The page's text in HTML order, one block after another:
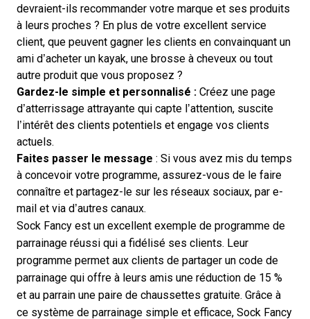
devraient-ils recommander votre marque et ses produits
à leurs proches ? En plus de votre excellent service
client, que peuvent gagner les clients en convainquant un
ami d’acheter un kayak, une brosse à cheveux ou tout
autre produit que vous proposez ?
Gardez-le simple et personnalisé : Créez une page
d’atterrissage attrayante qui capte l’attention, suscite
l’intérêt des clients potentiels et engage vos clients
actuels.
Faites passer le message : Si vous avez mis du temps
à concevoir votre programme, assurez-vous de le faire
connaître et partagez-le sur les réseaux sociaux, par e-
mail et via d’autres canaux.
Sock Fancy est un excellent exemple de programme de
parrainage réussi qui a fidélisé ses clients. Leur
programme permet aux clients de partager un code de
parrainage qui offre à leurs amis une réduction de 15 %
et au parrain une paire de chaussettes gratuite. Grâce à
ce système de parrainage simple et efficace, Sock Fancy